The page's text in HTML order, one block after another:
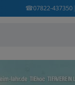
☎07822-437350|